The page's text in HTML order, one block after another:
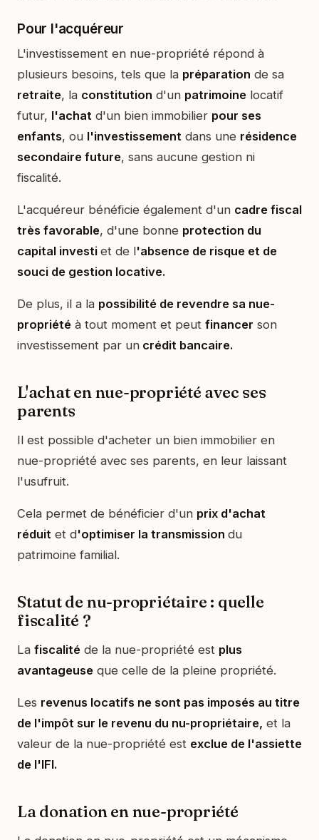
Pour l'acquéreur
L'investissement en nue-propriété répond à
plusieurs besoins, tels que la préparation de sa
retraite, la constitution d'un patrimoine locatif
futur, l'achat d'un bien immobilier pour ses
enfants, ou l'investissement dans une résidence
secondaire future, sans aucune gestion ni
fiscalité.
L'acquéreur bénéficie également d'un cadre fiscal
très favorable, d'une bonne protection du
capital investi et de l'absence de risque et de
souci de gestion locative.
De plus, il a la possibilité de revendre sa nue-
propriété à tout moment et peut financer son
investissement par un crédit bancaire.
L'achat en nue-propriété avec ses
parents
Il est possible d'acheter un bien immobilier en
nue-propriété avec ses parents, en leur laissant
l'usufruit.
Cela permet de bénéficier d'un prix d'achat
réduit et d'optimiser la transmission du
patrimoine familial.
Statut de nu-propriétaire : quelle
fiscalité ?
La fiscalité de la nue-propriété est plus
avantageuse que celle de la pleine propriété.
Les revenus locatifs ne sont pas imposés au titre
de l'impôt sur le revenu du nu-propriétaire, et la
valeur de la nue-propriété est exclue de l'assiette
de l'IFI.
La donation en nue-propriété